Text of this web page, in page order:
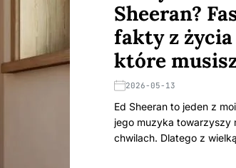
Sheeran?
fakty z
które
2026-05-13
Ed Sheeran to jeden z
jego muzyka towarzyszy
chwilach. Dlatego z